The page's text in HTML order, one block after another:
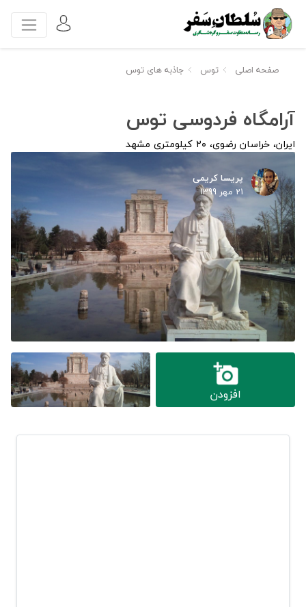
صفحه اصلی توس جاذبه های توس
آرامگاه فردوسی توس
ایران، خراسان رضوی، ۲۰ کیلومتری مشهد
پریسا کریمی
21 مهر 1399
افزودن